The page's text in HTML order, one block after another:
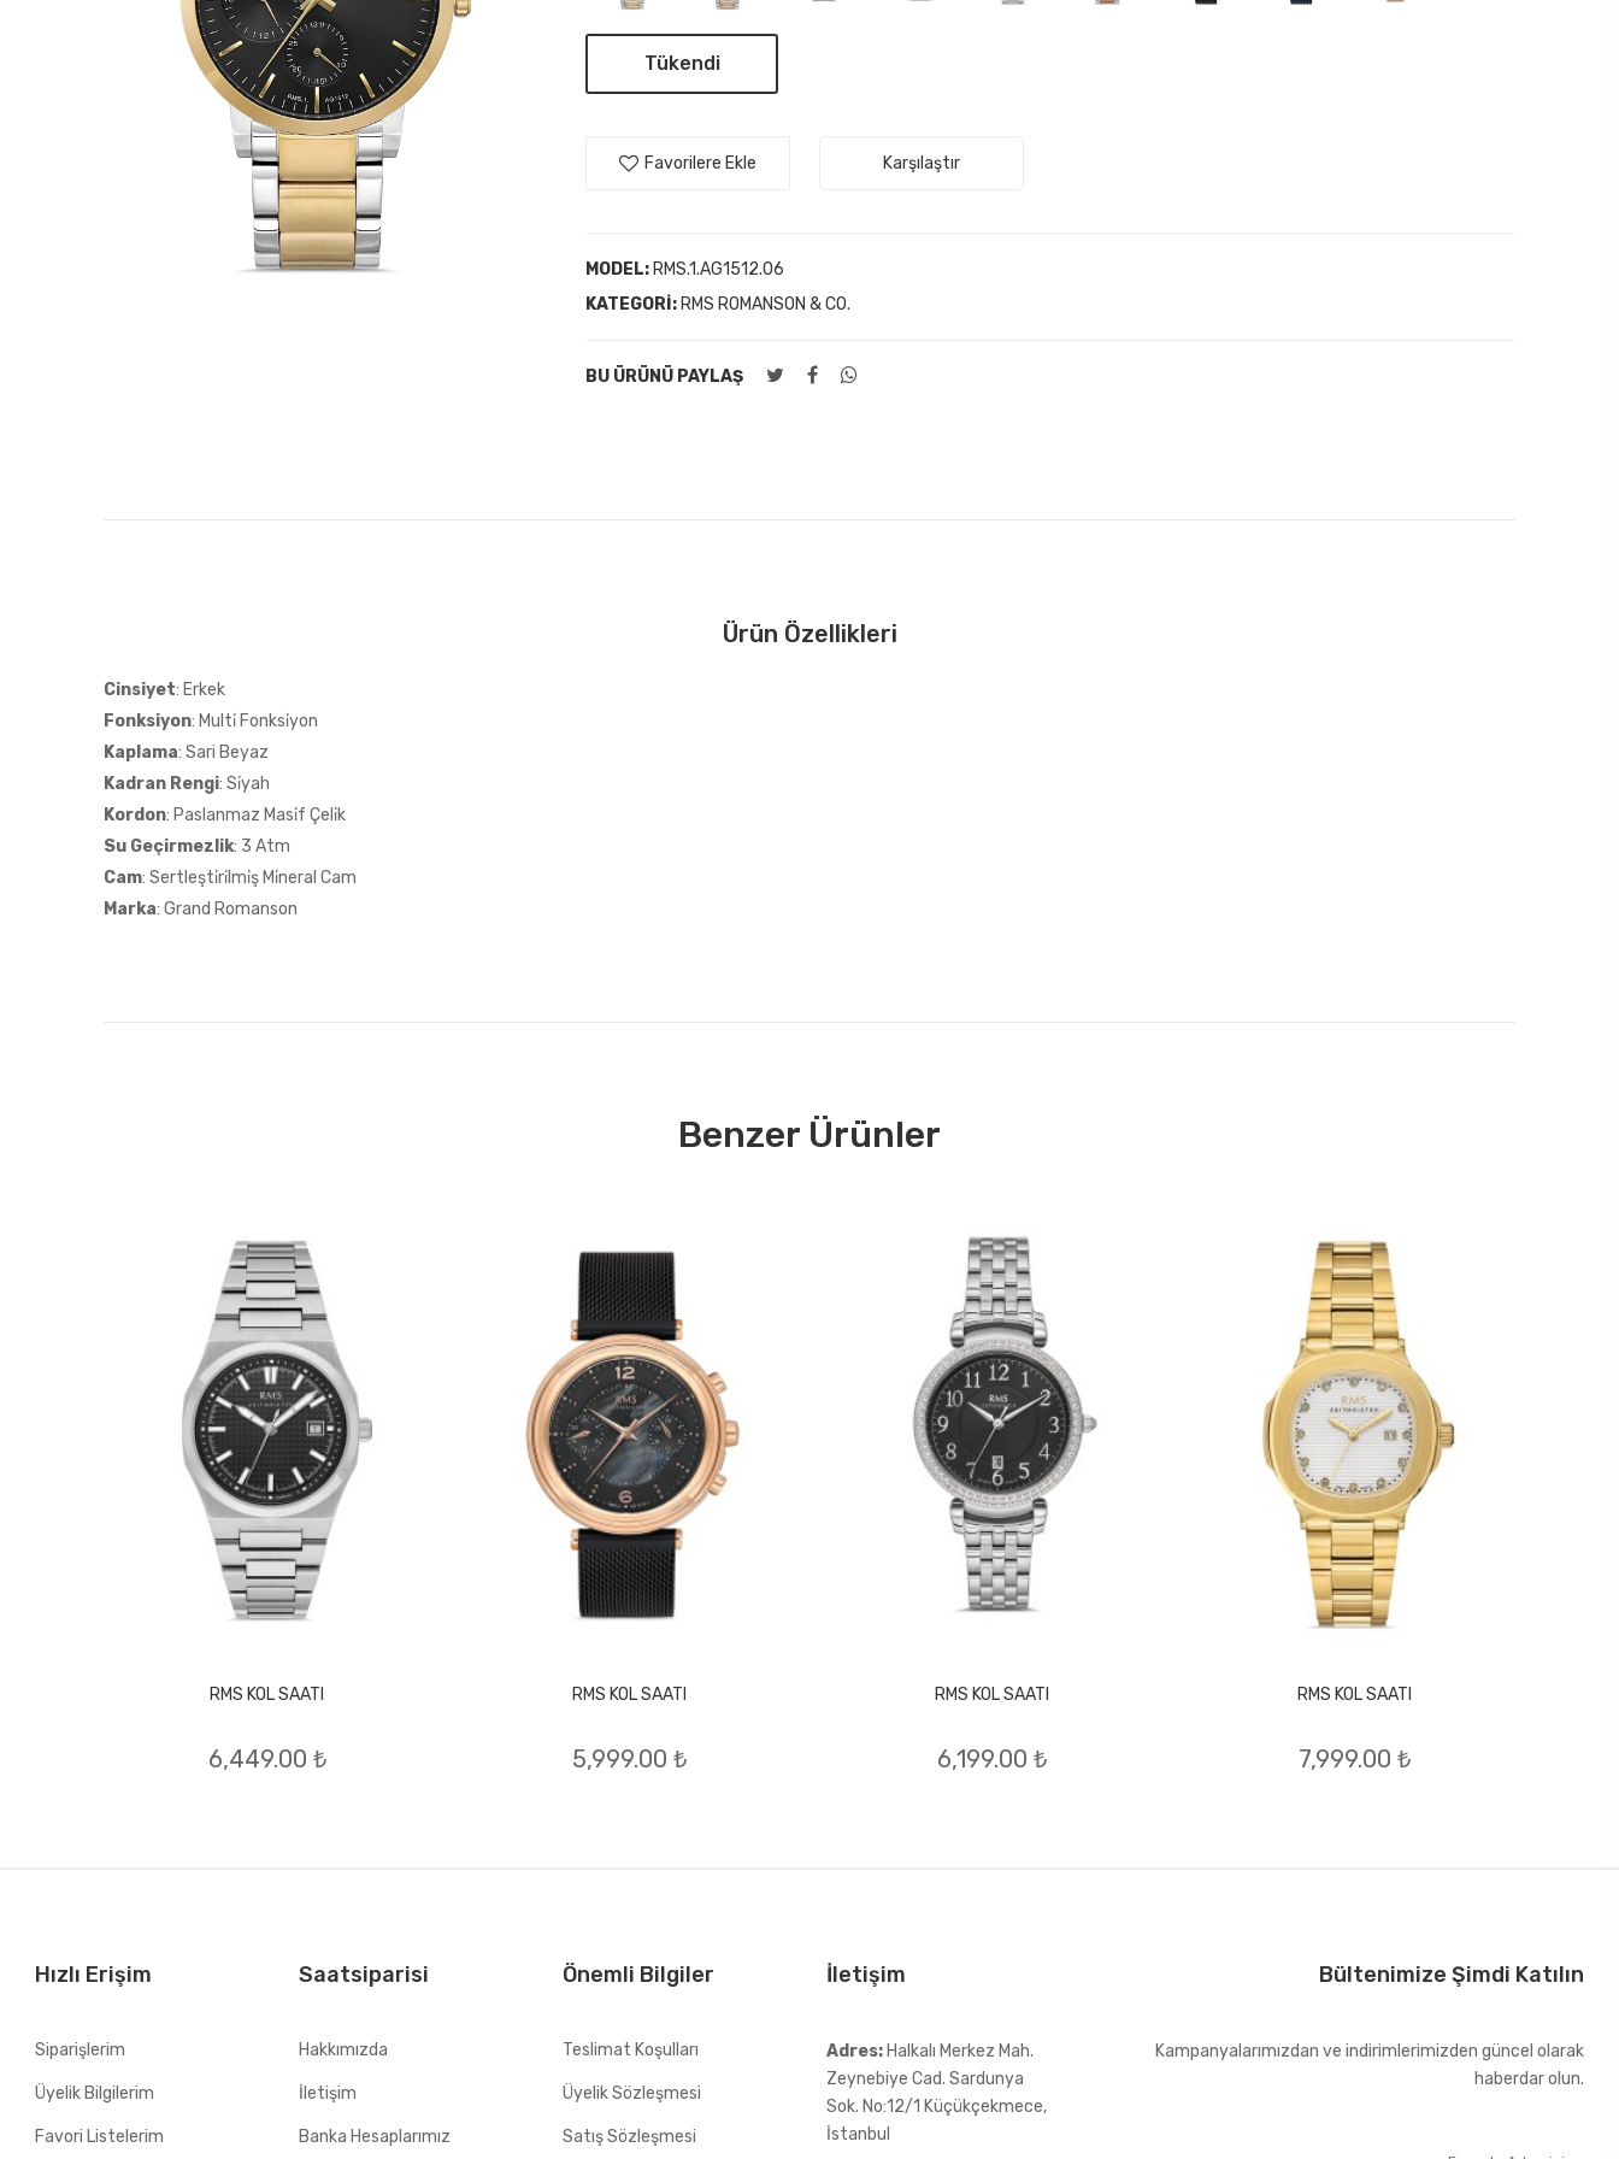
Tükendi
Favorilere Ekle Karşılaştır
MODEL: RMS.1.AG1512.06
KATEGORI: RMS ROMANSON & CO.
BU ÜRÜNÜ PAYLAŞ
Ürün Özellikleri
Cinsiyet: Erkek
Fonksiyon: Multi̇ Fonksi̇yon
Kaplama: Sari Beyaz
Kadran Rengi: Si̇yah
Kordon: Paslanmaz Masi̇f Çeli̇k
Su Geçirmezlik: 3 Atm
Cam: Sertleşti̇ri̇lmi̇ş Mi̇neral Cam
Marka: Grand Romanson
Benzer Ürünler
RMS KOL SAATI
6,449.00 ₺
RMS KOL SAATI
5,999.00 ₺
RMS KOL SAATI
6,199.00 ₺
RMS KOL SAATI
7,999.00 ₺
Hızlı Erişim
Siparişlerim
Üyelik Bilgilerim
Favori Listelerim
Saatsiparisi
Hakkımızda
İletişim
Banka Hesaplarımız
Önemli Bilgiler
Teslimat Koşulları
Üyelik Sözleşmesi
Satış Sözleşmesi
İletişim
Adres: Halkalı Merkez Mah.
Zeynebiye Cad. Sardunya
Sok. No:12/1 Küçükçekmece,
İstanbul
Bültenimize Şimdi Katılın
Kampanyalarımızdan ve indirimlerimizden güncel olarak
haberdar olun.